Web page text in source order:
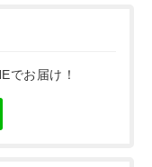
でお届け！